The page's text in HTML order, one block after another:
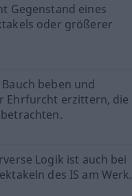
Gegenstand eines
oder größerer
beben und
Ehrfurcht erzittern, die
Logik ist auch bei
des IS am Werk.